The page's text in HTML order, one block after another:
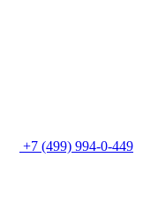
+7 (499) 994-0-449